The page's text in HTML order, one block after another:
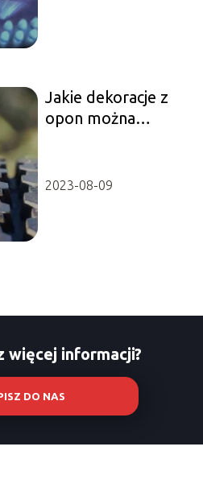
Jakie dekoracje z
opon można
2023-08-09
więcej informacji?
DO NAS